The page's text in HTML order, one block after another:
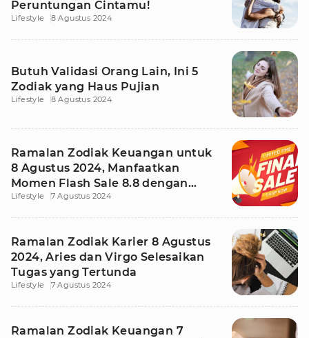
Peruntungan Cintamu!
Lifestyle 8 Agustus 2024
Butuh Validasi Orang Lain, Ini 5
Zodiak yang Haus Pujian
Lifestyle 8 Agustus 2024
Ramalan Zodiak Keuangan untuk
8 Agustus 2024, Manfaatkan
Momen Flash Sale 8.8 dengan
Bijak!
Lifestyle 7 Agustus 2024
Ramalan Zodiak Karier 8 Agustus
2024, Aries dan Virgo Selesaikan
Tugas yang Tertunda
Lifestyle 7 Agustus 2024
Ramalan Zodiak Keuangan 7